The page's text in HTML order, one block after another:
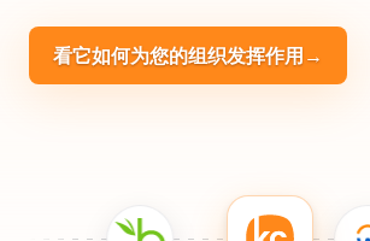
看它如何为您的组织发挥作用 →